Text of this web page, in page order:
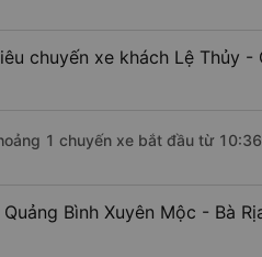
chuyến xe khách Lệ Thủy -
1 chuyến xe bắt đầu từ
Bình Xuyên Mộc - Bà